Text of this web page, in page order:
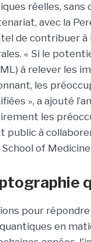
réelles,
avec la
de contribuer
« Si le
à relever les
les
», a ajouté
les
public à
of
pour
en